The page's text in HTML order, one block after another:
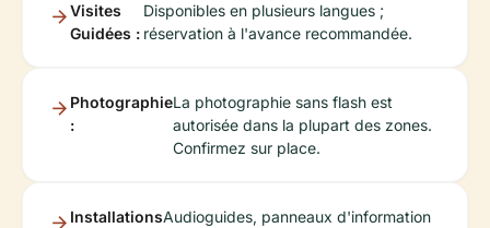
Visites
Guidées :
Disponibles en plusieurs langues ;
réservation à l'avance recommandée.
Photographie
:
La photographie sans flash est
autorisée dans la plupart des zones.
Confirmez sur place.
InstallationsAudioguides, panneaux d'information